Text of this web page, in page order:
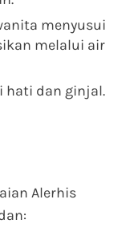
menyusui
melalui air
hati dan ginjal.
Alerhis